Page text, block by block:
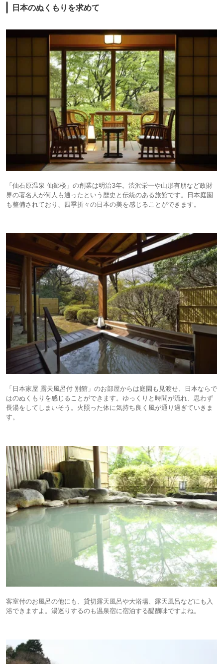
日本のぬくもりを求めて
「仙石原温泉 仙郷楼」の創業は明治3年。渋沢栄一や山形有朋など政財
界の著名人が何人も通ったという歴史と伝統のある旅館です。日本庭園
も整備されており、四季折々の日本の美を感じることができます。
「日本家屋 露天風呂付 別館」のお部屋からは庭園も見渡せ、日本ならで
はのぬくもりを感じることができます。ゆっくりと時間が流れ、思わず
長湯をしてしまいそう。火照った体に気持ち良く風が通り過ぎていきま
す。
客室付のお風呂の他にも、貸切露天風呂や大浴場、露天風呂などにも入
浴できますよ。湯巡りするのも温泉宿に宿泊する醍醐味ですよね。